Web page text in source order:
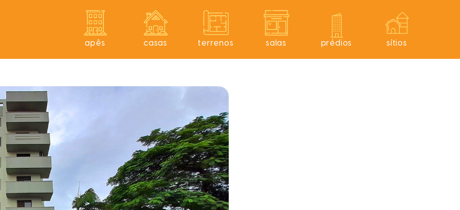
apês casas terrenos salas prédios sítios